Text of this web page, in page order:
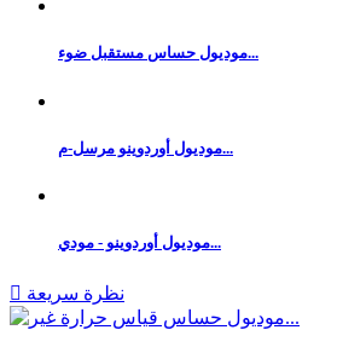
موديول حساس مستقبل ضوء...
موديول أوردوينو مرسل-م...
موديول أوردوينو - مودي...
 نظرة سريعة